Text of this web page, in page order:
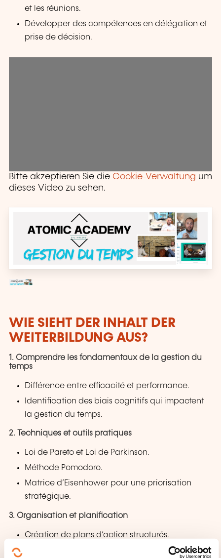
et les réunions.
Développer des compétences en délégation et
prise de décision.
Bitte akzeptieren Sie die Cookie-Verwaltung um
dieses Video zu sehen.
WIE SIEHT DER INHALT DER
WEITERBILDUNG AUS?
1. Comprendre les fondamentaux de la gestion du
temps
Différence entre efficacité et performance.
Identification des biais cognitifs qui impactent
la gestion du temps.
2. Techniques et outils pratiques
Loi de Pareto et Loi de Parkinson.
Méthode Pomodoro.
Matrice d’Eisenhower pour une priorisation
stratégique.
3. Organisation et planification
Création de plans d’action structurés.
Gestion des interruptions et maintien de la